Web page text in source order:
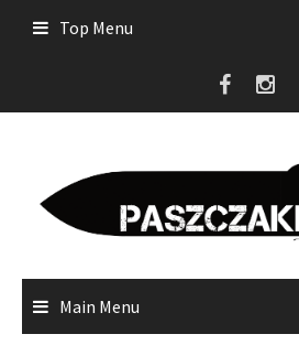
Top Menu
Main Menu